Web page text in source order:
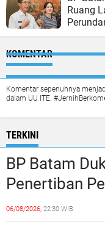
Ruang
KOMENTAR
Komentar sepenuhnya
dalam UU ITE.
TERKINI
BP Batam
Penertiban
Ruang Laut
06/08/2026, 22:30 WIB